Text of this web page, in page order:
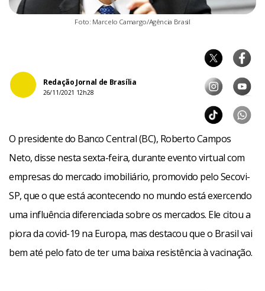
Foto: Marcelo Camargo/Agência Brasil
Redação Jornal de Brasília
26/11/2021 12h28
O presidente do Banco Central (BC), Roberto Campos
Neto, disse nesta sexta-feira, durante evento virtual com
empresas do mercado imobiliário, promovido pelo Secovi-
SP, que o que está acontecendo no mundo está exercendo
uma influência diferenciada sobre os mercados. Ele citou a
piora da covid-19 na Europa, mas destacou que o Brasil vai
bem até pelo fato de ter uma baixa resistência à vacinação.